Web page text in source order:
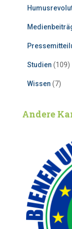
Studien (109)
Wissen (7)
Andere